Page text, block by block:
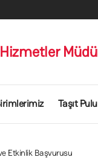
Taşıt Pulu
Etkinlik Başvurusu